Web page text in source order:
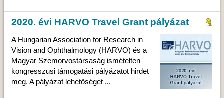
2020. évi HARVO Travel Grant pályázat
A Hungarian Association for Research in
Vision and Ophthalmology (HARVO) és a
Magyar Szemorvostársaság ismételten
kongresszusi támogatási pályázatot hirdet
meg. A pályázat lehetőséget ...